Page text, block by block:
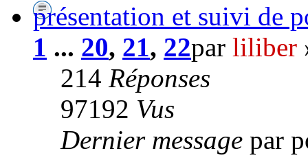
présentation et suivi de
1 ... 20, 21, 22par liliber
214 Réponses
97192 Vus
Dernier message par